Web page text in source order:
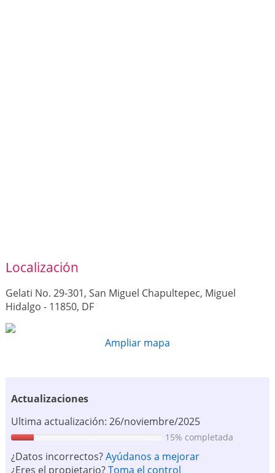
Localización
Gelati No. 29-301, San Miguel Chapultepec, Miguel
Hidalgo - 11850, DF
Ampliar mapa
Actualizaciones
Ultima actualización: 26/noviembre/2025
15% completada
¿Datos incorrectos?Ayúdanos a mejorar
¿Eres el propietario?Toma el control